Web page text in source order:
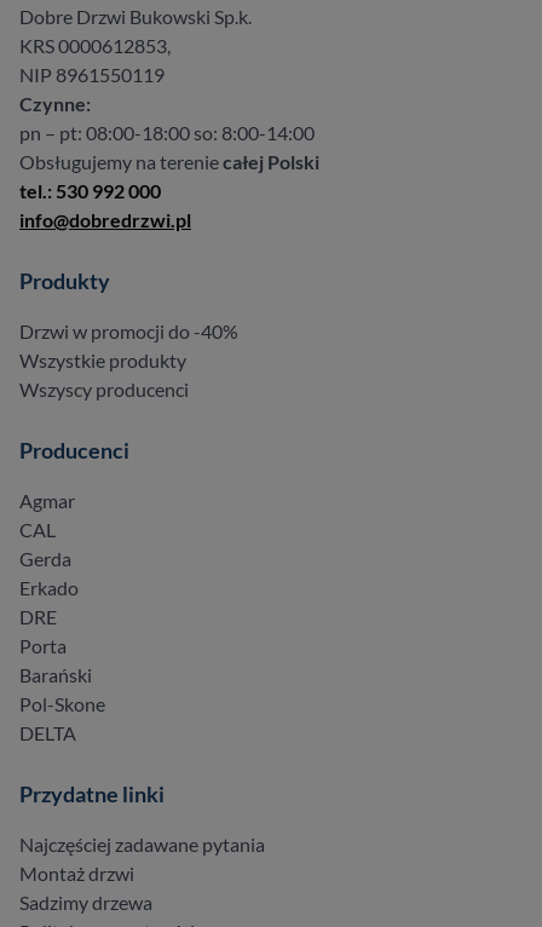
Dobre Drzwi Bukowski Sp.k.
KRS 0000612853,
NIP 8961550119
Czynne:
pn – pt: 08:00-18:00 so: 8:00-14:00
Obsługujemy na tereniecałej Polski
tel.: 530 992 000
info@dobredrzwi.pl
Produkty
Drzwi w promocji do -40%
Wszystkie produkty
Wszyscy producenci
Producenci
Agmar
CAL
Gerda
Erkado
DRE
Porta
Barański
Pol-Skone
DELTA
Przydatne linki
Najczęściej zadawane pytania
Montaż drzwi
Sadzimy drzewa